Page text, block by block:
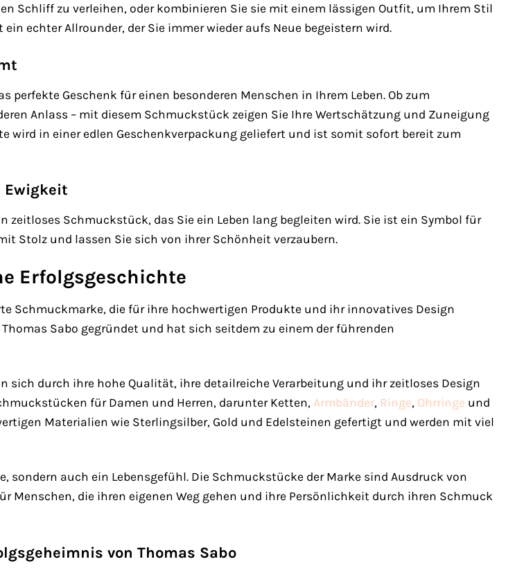
Schliff zu verleihen, oder kombinieren Sie sie mit einem lässigen Outfit, um Ihrem Stil
echter Allrounder, der Sie immer wieder aufs Neue begeistern wird.
perfekte Geschenk für einen besonderen Menschen in Ihrem Leben. Ob zum
Anlass – mit diesem Schmuckstück zeigen Sie Ihre Wertschätzung und Zuneigung
wird in einer edlen Geschenkverpackung geliefert und ist somit sofort bereit zum
Ewigkeit
zeitloses Schmuckstück, das Sie ein Leben lang begleiten wird. Sie ist ein Symbol für
Stolz und lassen Sie sich von ihrer Schönheit verzaubern.
Erfolgsgeschichte
Schmuckmarke, die für ihre hochwertigen Produkte und ihr innovatives Design
Sabo gegründet und hat sich seitdem zu einem der führenden
sich durch ihre hohe Qualität, ihre detailreiche Verarbeitung und ihr zeitloses Design
für Damen und Herren, darunter Ketten, Armbänder, Ringe, Ohrringe und
Materialien wie Sterlingsilber, Gold und Edelsteinen gefertigt und werden mit viel
sondern auch ein Lebensgefühl. Die Schmuckstücke der Marke sind Ausdruck von
Menschen, die ihren eigenen Weg gehen und ihre Persönlichkeit durch ihren Schmuck
von Thomas Sabo